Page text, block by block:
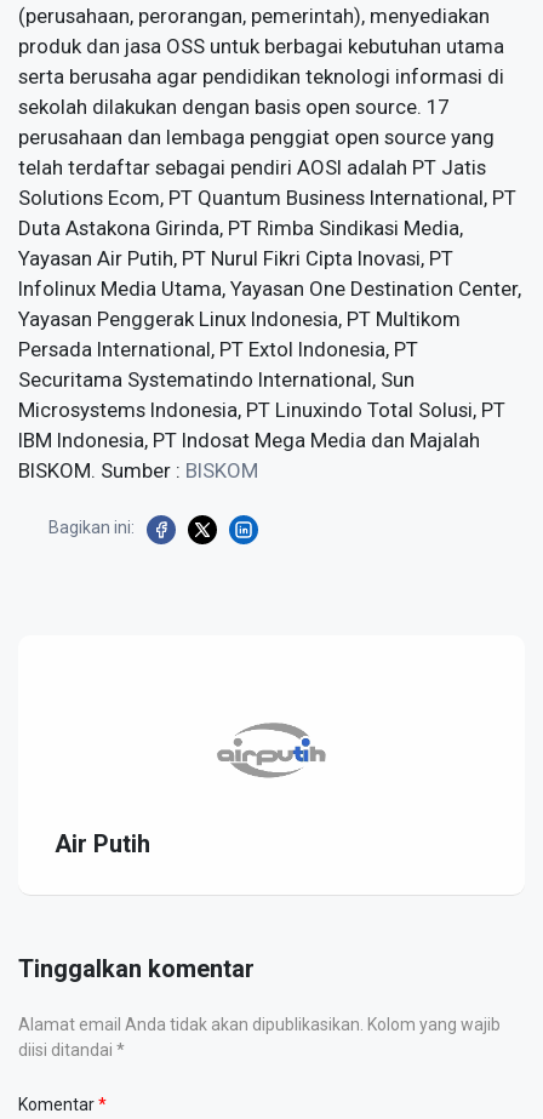
(perusahaan, perorangan, pemerintah), menyediakan
produk dan jasa OSS untuk berbagai kebutuhan utama
serta berusaha agar pendidikan teknologi informasi di
sekolah dilakukan dengan basis open source. 17
perusahaan dan lembaga penggiat open source yang
telah terdaftar sebagai pendiri AOSI adalah PT Jatis
Solutions Ecom, PT Quantum Business International, PT
Duta Astakona Girinda, PT Rimba Sindikasi Media,
Yayasan Air Putih, PT Nurul Fikri Cipta Inovasi, PT
Infolinux Media Utama, Yayasan One Destination Center,
Yayasan Penggerak Linux Indonesia, PT Multikom
Persada International, PT Extol Indonesia, PT
Securitama Systematindo International, Sun
Microsystems Indonesia, PT Linuxindo Total Solusi, PT
IBM Indonesia, PT Indosat Mega Media dan Majalah
BISKOM. Sumber : BISKOM
Bagikan ini:
Air Putih
Tinggalkan komentar
Alamat email Anda tidak akan dipublikasikan. Kolom yang wajib
diisi ditandai *
Komentar